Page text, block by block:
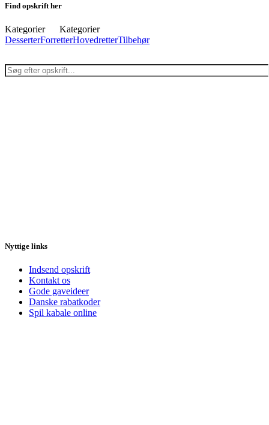
Find opskrift her
Kategorier
Kategorier
DesserterForretterHovedretterTilbehør
Nyttige links
Indsend opskrift
Kontakt os
Gode gaveideer
Danske rabatkoder
Spil kabale online